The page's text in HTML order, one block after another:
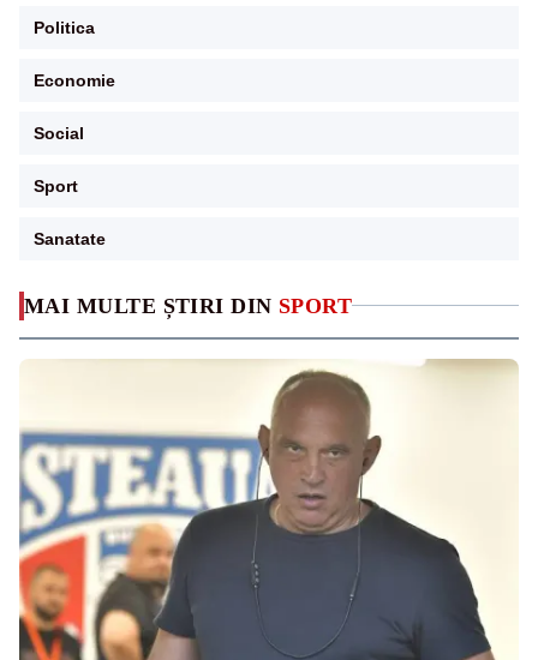
MAI MULTE ȘTIRI DIN SPORT
Politica
Economie
Social
Sport
Sanatate